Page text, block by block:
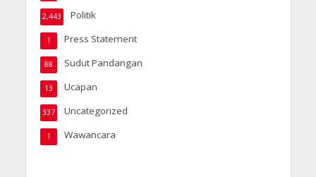
Politik
2,443
Press Statement
1
Sudut Pandangan
88
Ucapan
13
Uncategorized
337
Wawancara
1